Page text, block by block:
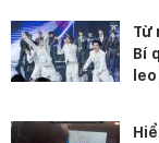
Từ
Bí